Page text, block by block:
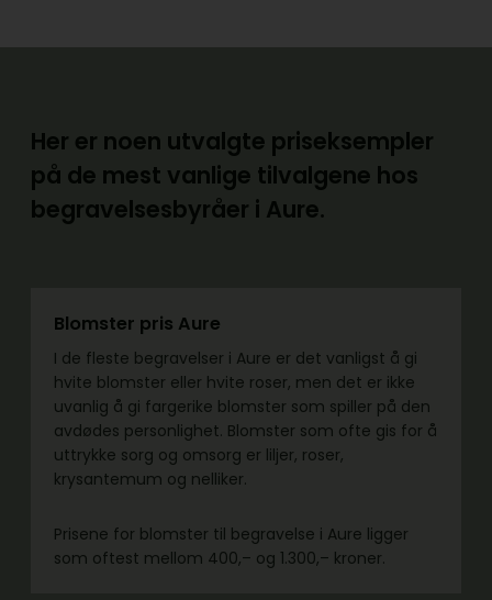
Her er noen utvalgte priseksempler
på de mest vanlige tilvalgene hos
begravelsesbyråer i Aure.
Blomster pris Aure
I de fleste begravelser i Aure er det vanligst å gi
hvite blomster eller hvite roser, men det er ikke
uvanlig å gi fargerike blomster som spiller på den
avdødes personlighet. Blomster som ofte gis for å
uttrykke sorg og omsorg er liljer, roser,
krysantemum og nelliker.
Prisene for blomster til begravelse i Aure ligger
som oftest mellom 400,– og 1.300,– kroner.